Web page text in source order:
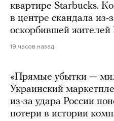
квартире Starbucks.
в центре скандала из-
оскорбившей
19 часов назад
«Прямые убытки —
Украинский
из-за удара России
потери в истории